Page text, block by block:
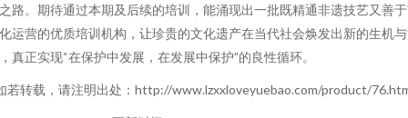
路。期待通过本期及后续的培训，能涌现出一批既精通非遗技艺又善
运营的优质培训机构，让珍贵的文化遗产在当代社会焕发出新的生机
真正实现“在保护中发展，在发展中保护”的良性循环。
若转载，请注明出处：http://www.lzxxloveyuebao.com/product/